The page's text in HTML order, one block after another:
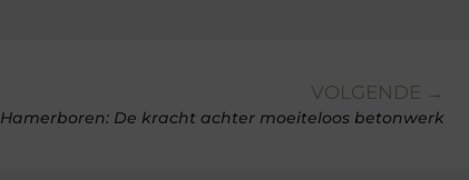
VOLGENDE →
Hamerboren: De kracht achter moeiteloos betonwerk